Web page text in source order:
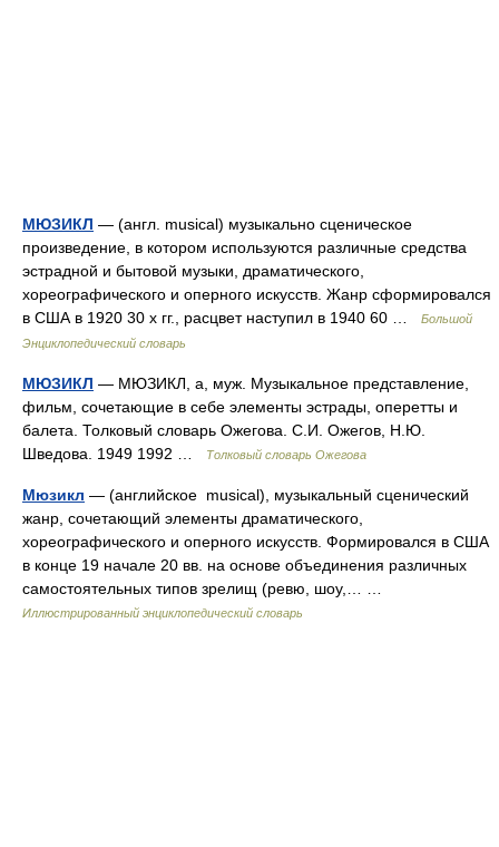
МЮЗИКЛ — (англ. musical) музыкально сценическое
произведение, в котором используются различные средства
эстрадной и бытовой музыки, драматического,
хореографического и оперного искусств. Жанр сформировался
в США в 1920 30 х гг., расцвет наступил в 1940 60 …
Большой
Энциклопедический словарь
МЮЗИКЛ — МЮЗИКЛ, а, муж. Музыкальное представление,
фильм, сочетающие в себе элементы эстрады, оперетты и
балета. Толковый словарь Ожегова. С.И. Ожегов, Н.Ю.
Шведова. 1949 1992 …
Толковый словарь Ожегова
Мюзикл — (английское musical), музыкальный сценический
жанр, сочетающий элементы драматического,
хореографического и оперного искусств. Формировался в США
в конце 19 начале 20 вв. на основе объединения различных
самостоятельных типов зрелищ (ревю, шоу,… …
Иллюстрированный энциклопедический словарь